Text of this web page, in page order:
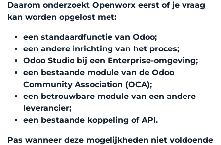
Daarom onderzoekt Openworx eerst of je vraag
kan worden opgelost met:
een standaardfunctie van Odoo;
een andere inrichting van het proces;
Odoo Studio bij een Enterprise-omgeving;
een bestaande module van de Odoo
Community Association (OCA);
een betrouwbare module van een andere
leverancier;
een bestaande koppeling of API.
Pas wanneer deze mogelijkheden niet voldoende